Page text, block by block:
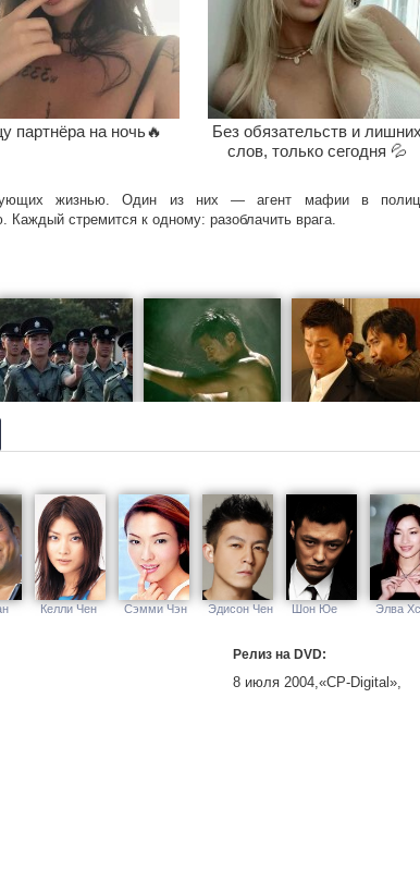
партнёра на ночь🔥
Без обязательств и лишних
слов, только сегодня 💦
жизнью. Один из них — агент мафии в
стремится к одному: разоблачить врага.
Келли Чен Сэмми Чэн Эдисон Чен Шон Юе Элва
Релиз на DVD:
8 июля 2004,«CP-Digital»,